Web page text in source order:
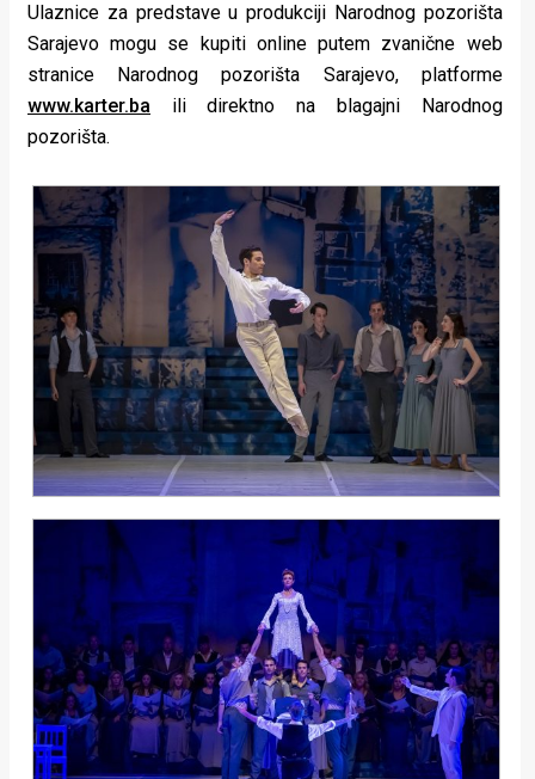
Ulaznice za predstave u produkciji Narodnog pozorišta
Sarajevo mogu se kupiti online putem zvanične web
stranice Narodnog pozorišta Sarajevo, platforme
www.karter.ba ili direktno na blagajni Narodnog
pozorišta.